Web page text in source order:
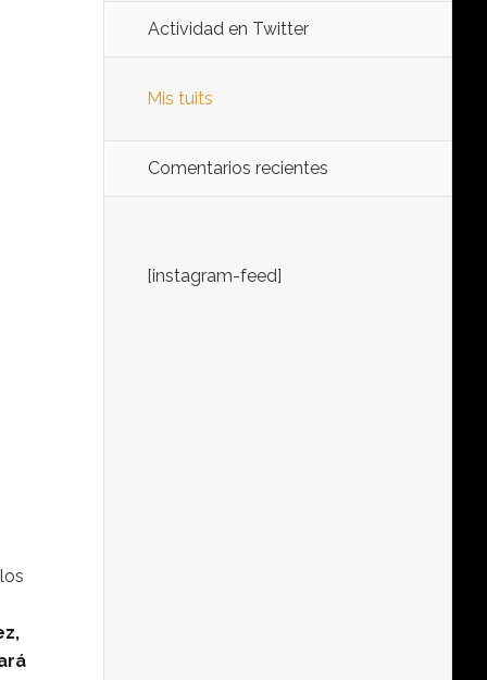
Actividad en Twitter
Mis tuits
Comentarios recientes
[instagram-feed]